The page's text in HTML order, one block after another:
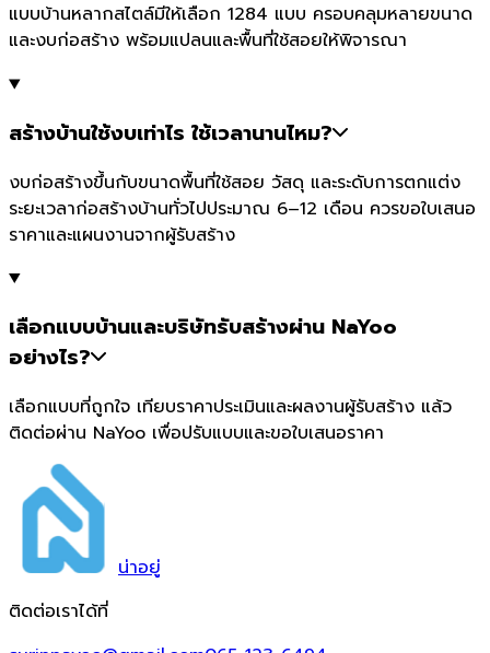
แบบบ้านหลากสไตล์มีให้เลือก 1284 แบบ ครอบคลุมหลายขนาด
และงบก่อสร้าง พร้อมแปลนและพื้นที่ใช้สอยให้พิจารณา
สร้างบ้านใช้งบเท่าไร ใช้เวลานานไหม?
งบก่อสร้างขึ้นกับขนาดพื้นที่ใช้สอย วัสดุ และระดับการตกแต่ง
ระยะเวลาก่อสร้างบ้านทั่วไปประมาณ 6–12 เดือน ควรขอใบเสนอ
ราคาและแผนงานจากผู้รับสร้าง
เลือกแบบบ้านและบริษัทรับสร้างผ่าน NaYoo
อย่างไร?
เลือกแบบที่ถูกใจ เทียบราคาประเมินและผลงานผู้รับสร้าง แล้ว
ติดต่อผ่าน NaYoo เพื่อปรับแบบและขอใบเสนอราคา
น่าอยู่
ติดต่อเราได้ที่